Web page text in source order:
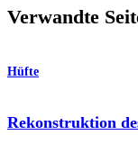
Verwandte
Hüfte
Rekonstruktion